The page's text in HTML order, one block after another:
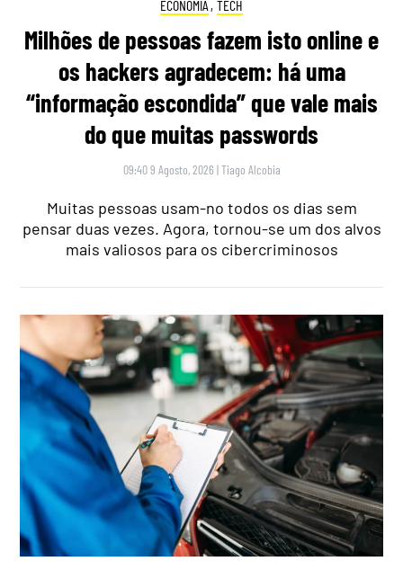
ECONOMIA , TECH
Milhões de pessoas fazem isto online e
os hackers agradecem: há uma
“informação escondida” que vale mais
do que muitas passwords
09:40 9 Agosto, 2026 |Tiago Alcobia
Muitas pessoas usam-no todos os dias sem
pensar duas vezes. Agora, tornou-se um dos alvos
mais valiosos para os cibercriminosos